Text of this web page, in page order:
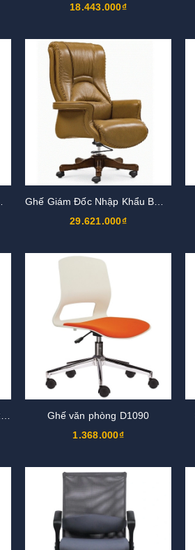
18.443.000₫
29.621.000₫
Ghế văn phòng D1090
1.368.000₫